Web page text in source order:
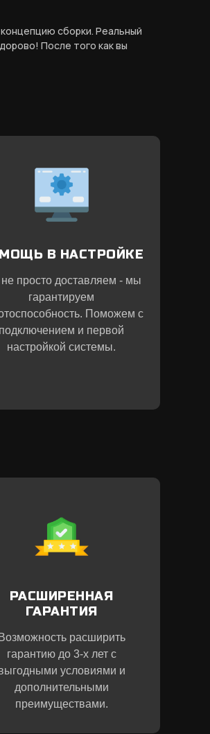
сборки. Реальный
После того как вы
В НАСТРОЙКЕ
просто доставляем - мы
гарантируем
Поможем с
подключением и первой
настройкой системы.
РАСШИРЕННАЯ
ГАРАНТИЯ
Возможность расширить
гарантию до 3-х лет с
условиями и
дополнительными
преимуществами.